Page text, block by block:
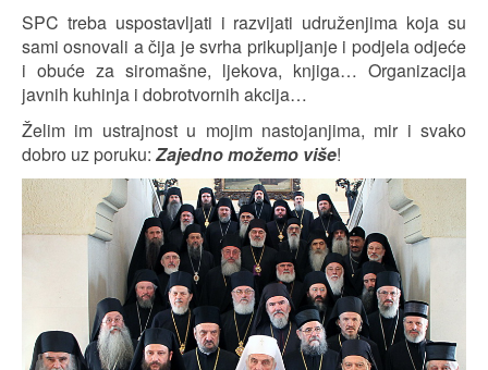
SPC treba uspostavljati i razvijati udruženjima koja su
sami osnovali a čija je svrha prikupljanje i podjela odjeće
i obuće za siromašne, ljekova, knjiga… Organizacija
javnih kuhinja i dobrotvornih akcija…
Želim im ustrajnost u mojim nastojanjima, mir i svako
dobro uz poruku: Zajedno možemo više!